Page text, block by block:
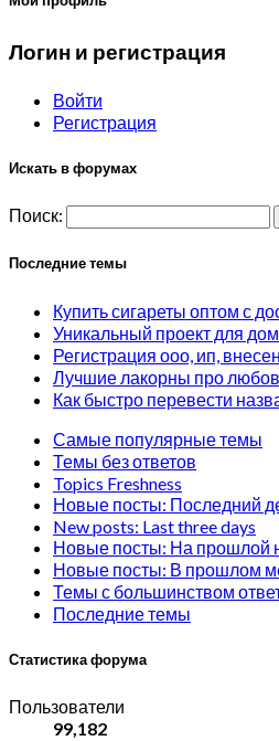
Логин и регистрация
Войти
Регистрация
Искать в форумах
Поиск:
Последние темы
Купить сигареты оптом с
Уникальный проект для
Регистрация ооо, ип,
Лучшие лакорны про
Как быстро перевести
Самые популярные темы
Темы без ответов
Topics Freshness
Новые посты: Последний
New posts: Last three days
Новые посты: На прошлой
Новые посты: В прошлом
Темы с большинством
Последние темы
Статистика форума
Пользователи
99,182